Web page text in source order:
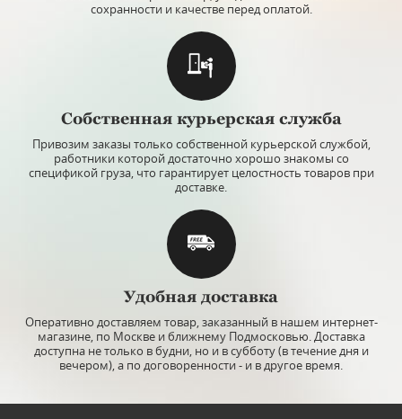
сохранности и качестве перед оплатой.
Собственная курьерская служба
Привозим заказы только собственной курьерской службой,
работники которой достаточно хорошо знакомы со
спецификой груза, что гарантирует целостность товаров при
доставке.
Удобная доставка
Оперативно доставляем товар, заказанный в нашем интернет-
магазине, по Москве и ближнему Подмосковью. Доставка
доступна не только в будни, но и в субботу (в течение дня и
вечером), а по договоренности - и в другое время.